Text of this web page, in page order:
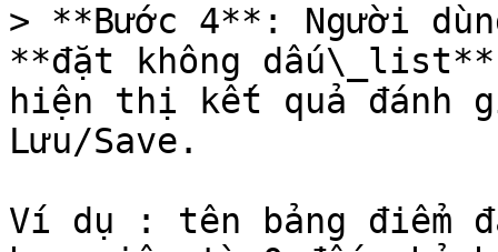
> **Bước 4**: Người
**đặt không
hiện thị kết quả đánh
Lưu/Save.
Ví dụ : tên bảng điểm